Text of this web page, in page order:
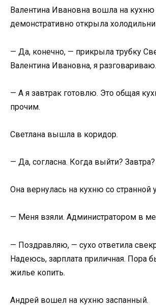
Валентина Ивановна вошла на кухню
демонстративно открыла
— Да, конечно, — прикрыла трубку
Валентина Ивановна, я разговариваю.
— А я завтрак готовлю. Это общая
прочим.
Светлана вышла в коридор.
— Да, согласна. Когда выйти?
Она вернулась на кухню со странной
— Меня взяли. Администратором в
— Поздравляю, — сухо ответила
Надеюсь, зарплата приличная. Пора
жилье копить.
Андрей вошел на кухню заспанный.